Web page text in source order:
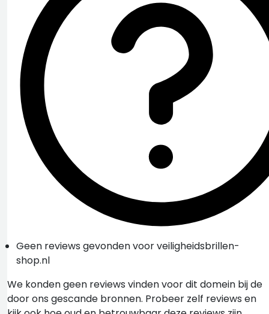
Geen reviews gevonden voor veiligheidsbrillen-
shop.nl
We konden geen reviews vinden voor dit domein bij de
door ons gescande bronnen. Probeer zelf reviews en